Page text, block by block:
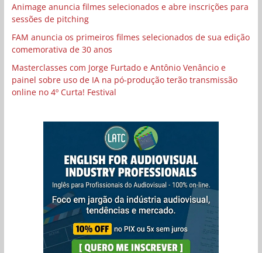
Animage anuncia filmes selecionados e abre inscrições para
sessões de pitching
FAM anuncia os primeiros filmes selecionados de sua edição
comemorativa de 30 anos
Masterclasses com Jorge Furtado e Antônio Venâncio e
painel sobre uso de IA na pó-produção terão transmissão
online no 4º Curta! Festival